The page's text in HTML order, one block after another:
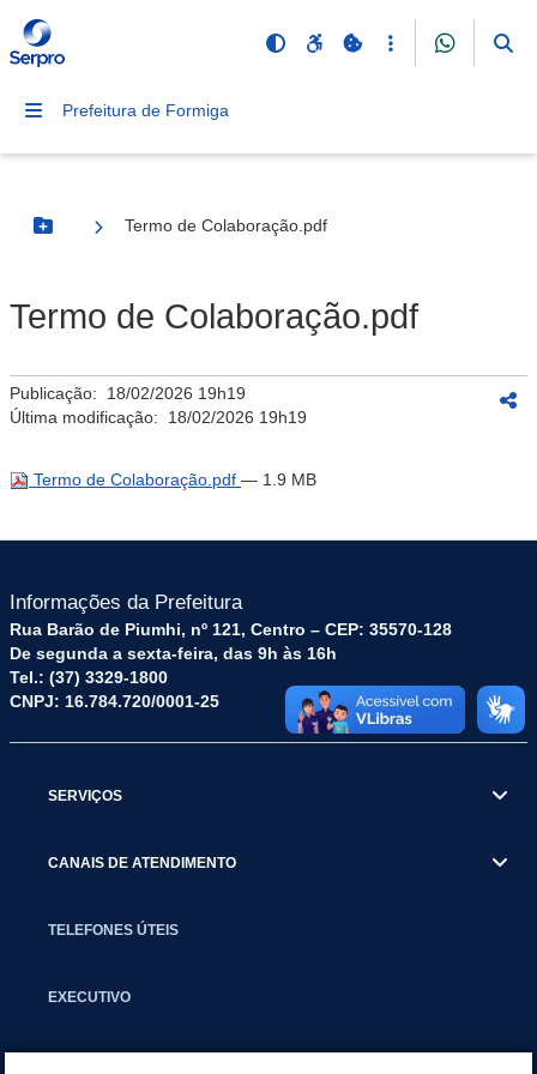
Prefeitura de Formiga
Botão Menu
Termo de Colaboração.pdf
Termo de Colaboração.pdf
Publicação: 18/02/2026 19h19
Última modificação: 18/02/2026 19h19
Termo de Colaboração.pdf — 1.9 MB
Informações da Prefeitura
Rua Barão de Piumhi, nº 121, Centro – CEP: 35570-128
De segunda a sexta-feira, das 9h às 16h
Tel.: (37) 3329-1800
CNPJ: 16.784.720/0001-25
SERVIÇOS
CANAIS DE ATENDIMENTO
TELEFONES ÚTEIS
EXECUTIVO